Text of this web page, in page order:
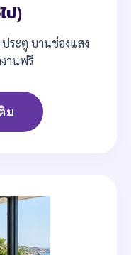
ป)
ระตู บานช่องแสง
านฟรี
ม